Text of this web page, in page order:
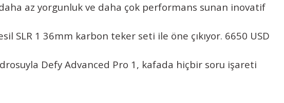
az yorgunluk ve daha çok performans sunan inovatif
SLR 1 36mm karbon teker seti ile öne çıkıyor. 6650 USD
Defy Advanced Pro 1, kafada hiçbir soru işareti